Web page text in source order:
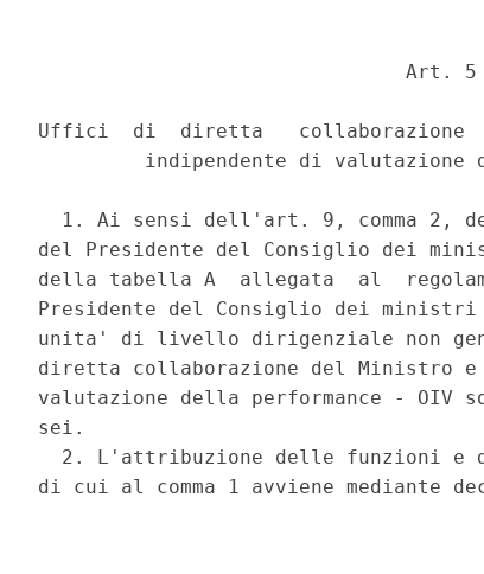
                               Art. 5
Uffici  di  diretta   collaborazione
indipendente di valutazione
1. Ai sensi dell'art. 9, comma 2,
del Presidente del Consiglio dei
della tabella A  allegata  al
Presidente del Consiglio dei
unita' di livello dirigenziale non
diretta collaborazione del Ministro
valutazione della performance - OIV
sei.
2. L'attribuzione delle funzioni e